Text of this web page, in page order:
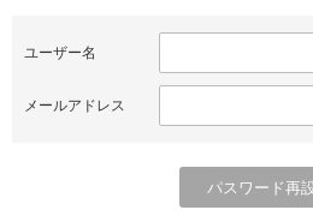
ユーザー名
メールアドレス